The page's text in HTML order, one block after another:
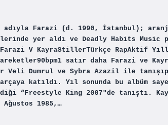
adıyla Farazi (d. 1990, İstanbul);
yer aldı ve Deadly Habits
V KayraStillerTürkçe RapAktif
satır daha Farazi ve
Veli Dumrul ve Sybra Azazil ile
katıldı. Yıl sonunda bu albüm
“Freestyle King 2007″de tanıştı.
1985,…